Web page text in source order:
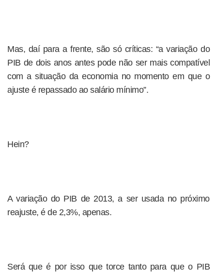
Mas, daí para a frente, são só críticas: “a variação do
PIB de dois anos antes pode não ser mais compatível
com a situação da economia no momento em que o
ajuste é repassado ao salário mínimo”.
Hein?
A variação do PIB de 2013, a ser usada no próximo
reajuste, é de 2,3%, apenas.
Será que é por isso que torce tanto para que o PIB